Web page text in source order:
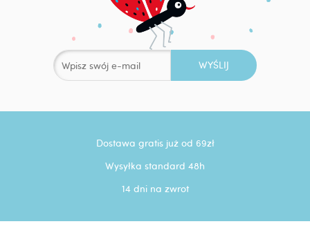
Dostawa gratis już od 69zł
Wysyłka standard 48h
14 dni na zwrot